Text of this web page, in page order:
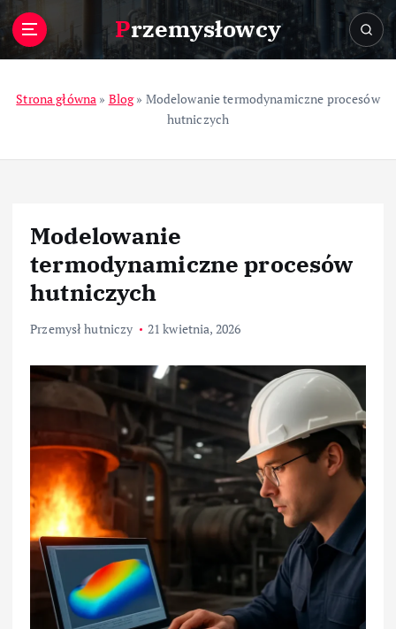
Przemysłowcy
Strona główna » Blog» Modelowanie termodynamiczne procesów
hutniczych
Modelowanie
termodynamiczne procesów
hutniczych
Przemysł hutniczy 21 kwietnia, 2026